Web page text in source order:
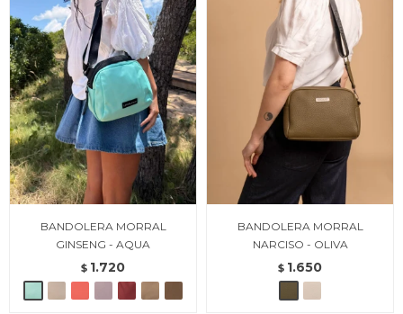
BANDOLERA MORRAL
GINSENG - AQUA
$ 1.720
BANDOLERA MORRAL
NARCISO - OLIVA
$ 1.650